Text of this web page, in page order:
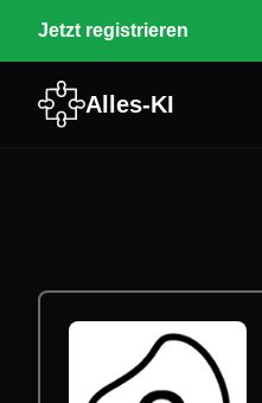
Jetzt registrieren
Alles-KI